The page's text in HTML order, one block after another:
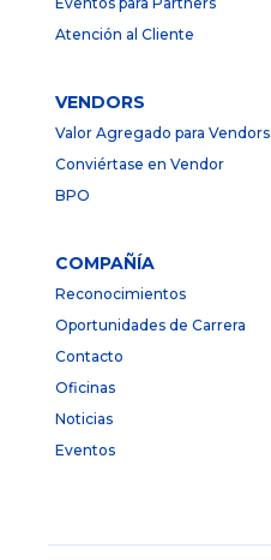
Atención al Cliente
VENDORS
Valor Agregado para Vendors
Conviértase en Vendor
BPO
COMPAÑÍA
Reconocimientos
Oportunidades de Carrera
Contacto
Oficinas
Noticias
Eventos